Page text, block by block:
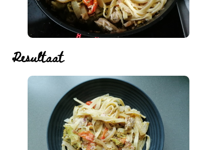
Resultaat